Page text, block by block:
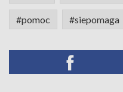
#pomoc #siepomaga